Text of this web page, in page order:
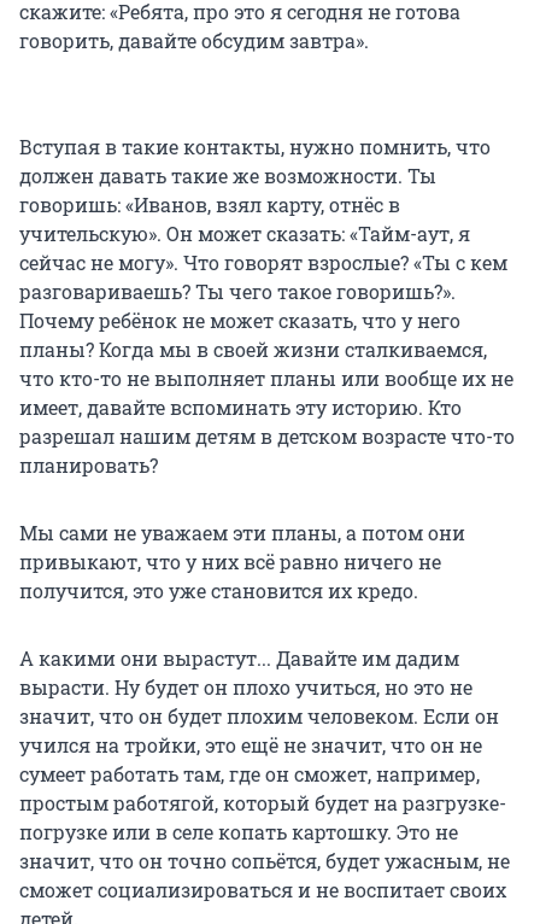
скажите: «Ребята, про это я сегодня не готова
говорить, давайте обсудим завтра».
Вступая в такие контакты, нужно помнить, что
должен давать такие же возможности. Ты
говоришь: «Иванов, взял карту, отнёс в
учительскую». Он может сказать: «Тайм-аут, я
сейчас не могу». Что говорят взрослые? «Ты с кем
разговариваешь? Ты чего такое говоришь?».
Почему ребёнок не может сказать, что у него
планы? Когда мы в своей жизни сталкиваемся,
что кто-то не выполняет планы или вообще их не
имеет, давайте вспоминать эту историю. Кто
разрешал нашим детям в детском возрасте что-то
планировать?
Мы сами не уважаем эти планы, а потом они
привыкают, что у них всё равно ничего не
получится, это уже становится их кредо.
А какими они вырастут... Давайте им дадим
вырасти. Ну будет он плохо учиться, но это не
значит, что он будет плохим человеком. Если он
учился на тройки, это ещё не значит, что он не
сумеет работать там, где он сможет, например,
простым работягой, который будет на разгрузке-
погрузке или в селе копать картошку. Это не
значит, что он точно сопьётся, будет ужасным, не
сможет социализироваться и не воспитает своих